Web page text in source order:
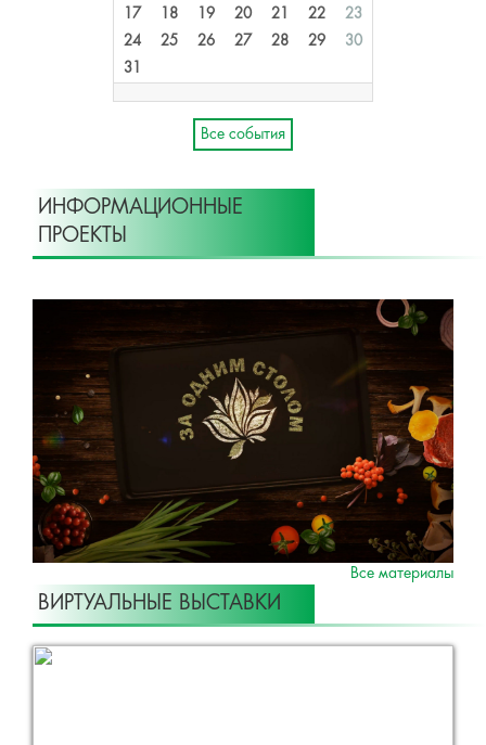
17 18 19 20 21 22
23
24
25 26 27 28 29
30
31
Все события
ИНФОРМАЦИОННЫЕ
ПРОЕКТЫ
Все материалы
ВИРТУАЛЬНЫЕ ВЫСТАВКИ